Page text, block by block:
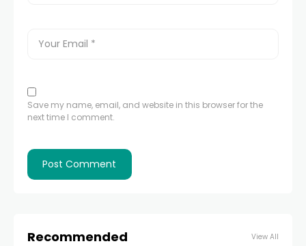
Save my name, email, and website in this browser for the
next time I comment.
Recommended View All